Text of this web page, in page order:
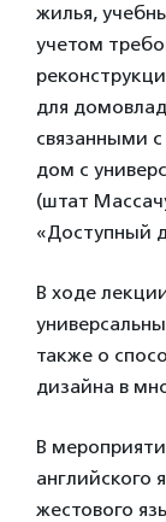
жилья,
учетом
для
связанными
дом с
(штат
«Доступный
В ходе
также о
дизайна в
В
английского
жестового